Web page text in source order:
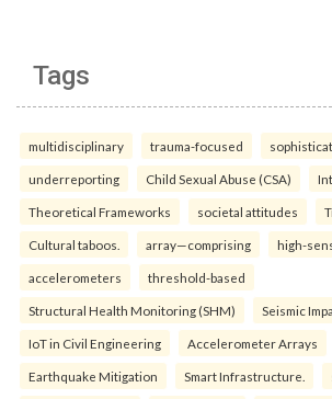
Tags
multidisciplinary trauma-focused
underreporting Child Sexual Abuse (CSA)
Theoretical Frameworks societal attitudes
Cultural taboos. array—comprising high-
accelerometers threshold-based
Structural Health Monitoring (SHM) Seismic
IoT in Civil Engineering Accelerometer Arrays
Earthquake Mitigation Smart Infrastructure.